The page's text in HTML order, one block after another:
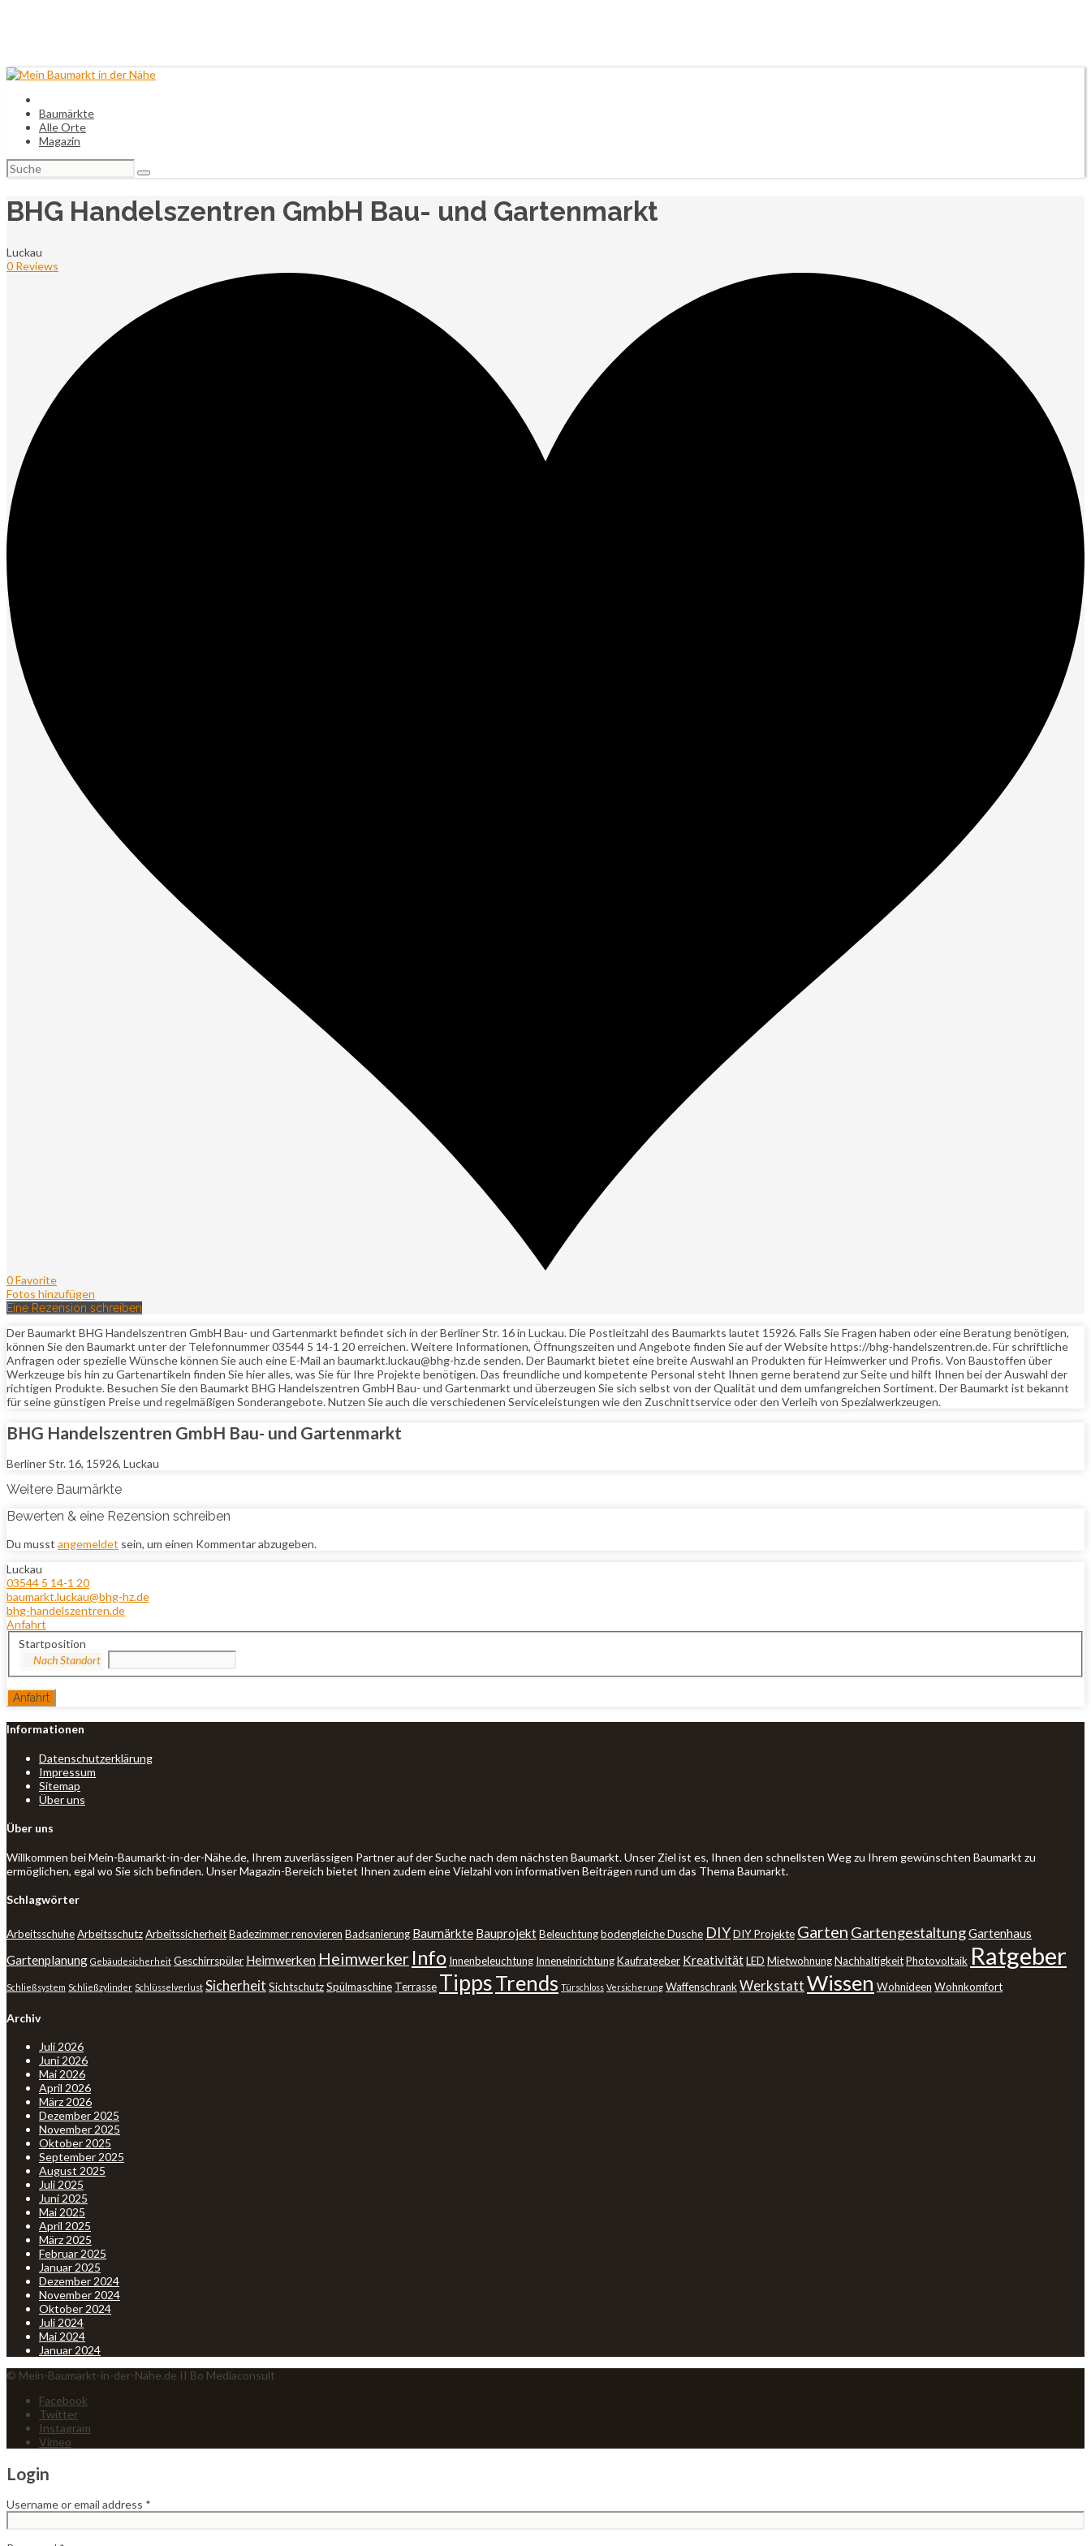
Baumärkte
Alle Orte
Magazin
Suchen
nach:
BHG Handelszentren GmbH Bau- und Gartenmarkt
Luckau
0 Reviews
0 Favorite
Fotos hinzufügen
Eine Rezension schreiben
Der Baumarkt BHG Handelszentren GmbH Bau- und Gartenmarkt befindet sich in der Berliner Str. 16 in Luckau. Die Postleitzahl des Baumarkts lautet 15926. Falls Sie Fragen haben oder eine Beratung benötigen,
können Sie den Baumarkt unter der Telefonnummer 03544 5 14-1 20 erreichen. Weitere Informationen, Öffnungszeiten und Angebote finden Sie auf der Website https://bhg-handelszentren.de. Für schriftliche
Anfragen oder spezielle Wünsche können Sie auch eine E-Mail an baumarkt.luckau@bhg-hz.de senden. Der Baumarkt bietet eine breite Auswahl an Produkten für Heimwerker und Profis. Von Baustoffen über
Werkzeuge bis hin zu Gartenartikeln finden Sie hier alles, was Sie für Ihre Projekte benötigen. Das freundliche und kompetente Personal steht Ihnen gerne beratend zur Seite und hilft Ihnen bei der Auswahl der
richtigen Produkte. Besuchen Sie den Baumarkt BHG Handelszentren GmbH Bau- und Gartenmarkt und überzeugen Sie sich selbst von der Qualität und dem umfangreichen Sortiment. Der Baumarkt ist bekannt
für seine günstigen Preise und regelmäßigen Sonderangebote. Nutzen Sie auch die verschiedenen Serviceleistungen wie den Zuschnittservice oder den Verleih von Spezialwerkzeugen.
BHG Handelszentren GmbH Bau- und Gartenmarkt
Berliner Str. 16, 15926, Luckau
Weitere Baumärkte
Bewerten & eine Rezension schreiben
Du musst angemeldet sein, um einen Kommentar abzugeben.
Luckau
03544 5 14-1 20
baumarkt.luckau@bhg-hz.de
bhg-handelszentren.de
Anfahrt
Startposition
Informationen
Datenschutzerklärung
Impressum
Sitemap
Über uns
Über uns
Willkommen bei Mein-Baumarkt-in-der-Nähe.de, Ihrem zuverlässigen Partner auf der Suche nach dem nächsten Baumarkt. Unser Ziel ist es, Ihnen den schnellsten Weg zu Ihrem gewünschten Baumarkt zu
ermöglichen, egal wo Sie sich befinden. Unser Magazin-Bereich bietet Ihnen zudem eine Vielzahl von informativen Beiträgen rund um das Thema Baumarkt.
Schlagwörter
ArbeitsschuheArbeitsschutzArbeitssicherheitBadezimmer renovieren Badsanierung Baumärkte BauprojektBeleuchtungbodengleiche Dusche DIYDIY Projekte Garten GartengestaltungGartenhaus
Gartenplanung Gebäudesicherheit Geschirrspüler Heimwerken Heimwerker Info Innenbeleuchtung InneneinrichtungKaufratgeber KreativitätLED MietwohnungNachhaltigkeitPhotovoltaik Ratgeber
Schließsystem Schließzylinder Schlüsselverlust Sicherheit SichtschutzSpülmaschine Terrasse TippsTrends Türschloss Versicherung WaffenschrankWerkstattWissen Wohnideen Wohnkomfort
Archiv
Juli 2026
Juni 2026
Mai 2026
April 2026
März 2026
Dezember 2025
November 2025
Oktober 2025
September 2025
August 2025
Juli 2025
Juni 2025
Mai 2025
April 2025
März 2025
Februar 2025
Januar 2025
Dezember 2024
November 2024
Oktober 2024
Juli 2024
Mai 2024
Januar 2024
© Mein-Baumarkt-in-der-Nähe.de II Bo Mediaconsult
Facebook
Twitter
Instagram
Vimeo
Login
Username or email address *